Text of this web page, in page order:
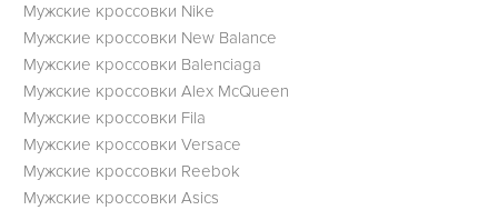
Мужские кроссовки Nike
Мужские кроссовки New Balance
Мужские кроссовки Balenciaga
Мужские кроссовки Alex McQueen
Мужские кроссовки Fila
Мужские кроссовки Versace
Мужские кроссовки Reebok
Мужские кроссовки Asics